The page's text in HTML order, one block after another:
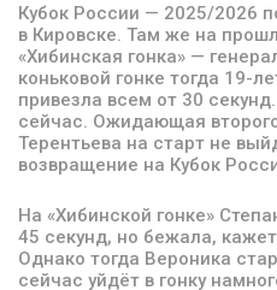
Кубок России — 2025/2026
в Кировске. Там же на
«Хибинская гонка» —
коньковой гонке тогда 19-
привезла всем от 30
сейчас. Ожидающая
Терентьева на старт не
возвращение на Кубок
На «Хибинской гонке»
45 секунд, но бежала,
Однако тогда Вероника
сейчас уйдёт в гонку